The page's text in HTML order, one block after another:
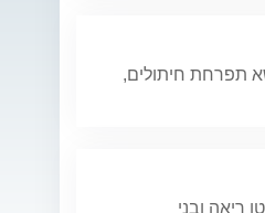
תפרחת חיתולים,
ריאה ובני